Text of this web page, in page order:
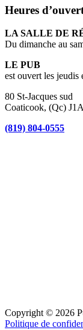
Heures
LA SALLE DE
Du dimanche au
LE PUB
est ouvert les jeudis
80 St-Jacques sud
Coaticook, (Qc)
(819) 804-0555
Copyright © 2026
Politique de